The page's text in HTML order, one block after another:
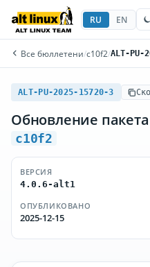
RU EN
Все бюллетени/c10f2/ALT-PU-
ALT-PU-2025-15720-3
Обновление пакета
c10f2
ВЕРСИЯ
4.0.6-alt1
ОПУБЛИКОВАНО
2025-12-15